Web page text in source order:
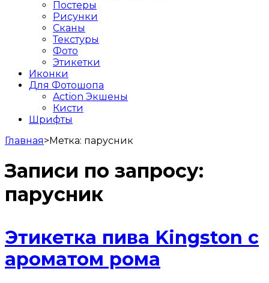
Постеры
Рисунки
Сканы
Текстуры
Фото
Этикетки
Иконки
Для Фотошопа
Action Экшены
Кисти
Шрифты
Главная>Метка: парусник
Записи по запросу:
парусник
Этикетка пива Kingston с
ароматом рома